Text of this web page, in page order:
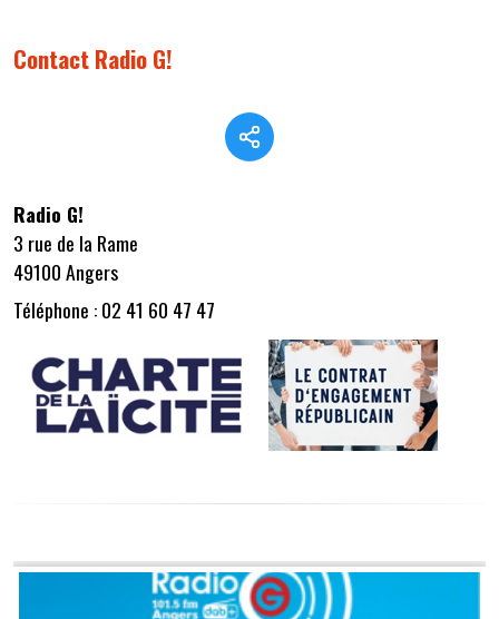
Contact Radio G!
Radio G!
3 rue de la Rame
49100 Angers
Téléphone : 02 41 60 47 47